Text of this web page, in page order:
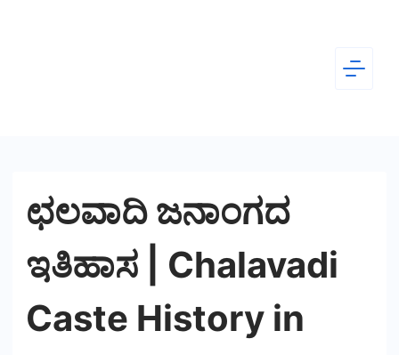
Kannada
ಛಲವಾದಿ ಜನಾಂಗದ
ಇತಿಹಾಸ | Chalavadi
Caste History in